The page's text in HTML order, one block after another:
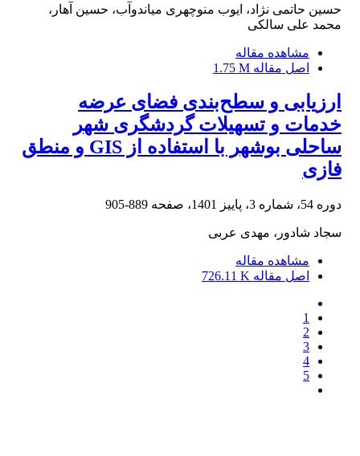
حسین حاتمی نژاد، ایوب منوچهری میاندوآب، حسین آهار،
محمد علی سالکی
مشاهده مقاله
اصل مقاله 1.75 M
ارزیابی و سطح‌‌‌‌‌بندی فضای عرضه
خدمات و تسهیلات گردشگری شهر
ساحلی بوشهر با استفاده از GIS و منطق
فازی
دوره 54، شماره 3، پاییز 1401، صفحه 889-905
سجاد شادور، مهدی عربی
مشاهده مقاله
اصل مقاله 726.11 K
1
2
3
4
5